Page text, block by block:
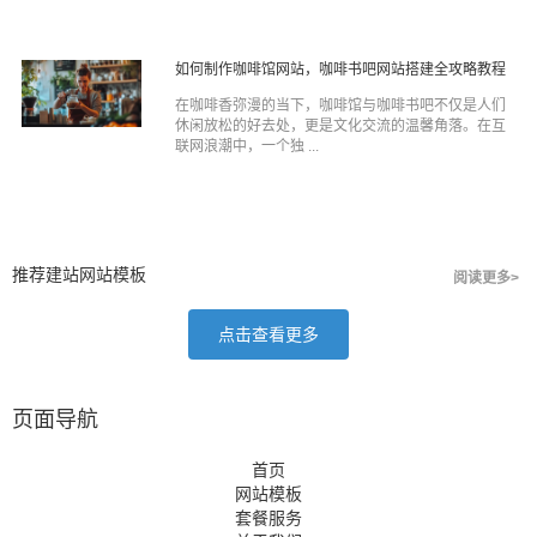
如何制作咖啡馆网站，咖啡书吧网站搭建全攻略教程
在咖啡香弥漫的当下，咖啡馆与咖啡书吧不仅是人们
休闲放松的好去处，更是文化交流的温馨角落。在互
联网浪潮中，一个独 ...
推荐建站网站模板 阅读更多>
点击查看更多
页面导航
首页
网站模板
套餐服务